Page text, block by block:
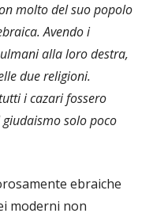
molto del suo popolo
Avendo i
alla loro destra,
due religioni.
i cazari fossero
solo poco
ebraiche
moderni non